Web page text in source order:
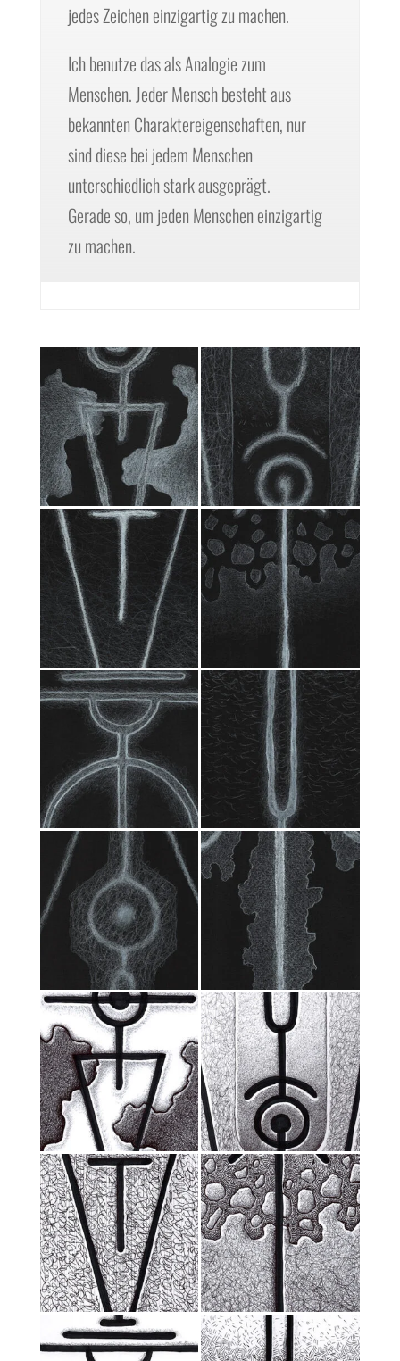
jedes Zeichen einzigartig zu machen.
Ich benutze das als Analogie zum
Menschen. Jeder Mensch besteht aus
bekannten Charaktereigenschaften, nur
sind diese bei jedem Menschen
unterschiedlich stark ausgeprägt.
Gerade so, um jeden Menschen einzigartig
zu machen.